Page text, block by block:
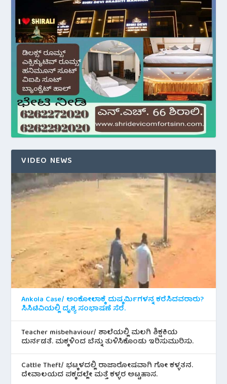
VIDEO NEWS
Ankola Case/ ಅಂಕೋಲಾಕ್ಕೆ ದುಷ್ಕರ್ಮಿಗಳನ್ನ ಕರೆಸಿದವರಾರು?
ಸಿಸಿಟಿವಿಯಲ್ಲಿ ದೃಶ್ಯ ಸಂಭಾಷಣೆ ಸೆರೆ.
Teacher misbehaviour/ ಶಾಲೆಯಲ್ಲಿ ಮಲಗಿ ಶಿಕ್ಷಕಿಯ
ದುರ್ನಡತೆ. ಮಕ್ಕಳಿಂದ ಬೆನ್ನು ತುಳಿಸಿಕೊಂಡು ಇರಿಸುಮುರಿಸು.
Cattle Theft/ ಭಟ್ಕಳದಲ್ಲಿ ರಾಜಾರೋಷವಾಗಿ ಗೋ ಕಳ್ಳತನ.
ದೇವಾಲಯದ ಪಕ್ಕದಲ್ಲೇ ಮತ್ತೆ ಕಳ್ಳರ ಅಟ್ಟಹಾಸ.